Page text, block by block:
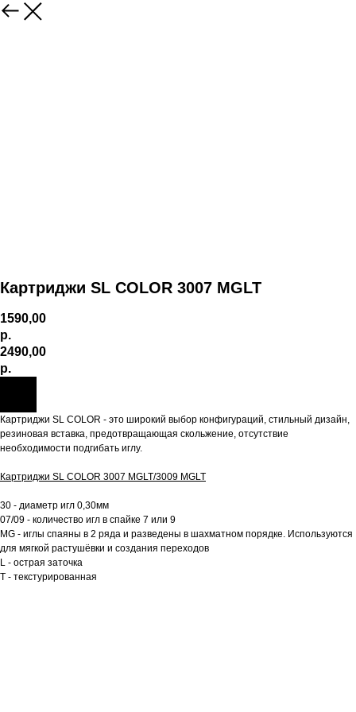
Картриджи SL COLOR 3007 MGLT
1590,00
р.
2490,00
р.
Картриджи SL COLOR - это широкий выбор конфигураций, стильный дизайн,
резиновая вставка, предотвращающая скольжение, отсутствие
необходимости подгибать иглу.
Картриджи SL COLOR 3007 MGLT/3009 MGLT
30 - диаметр игл 0,30мм
07/09 - количество игл в спайке 7 или 9
MG - иглы спаяны в 2 ряда и разведены в шахматном порядке. Используются
для мягкой растушёвки и создания переходов
L - острая заточка
T - текстурированная